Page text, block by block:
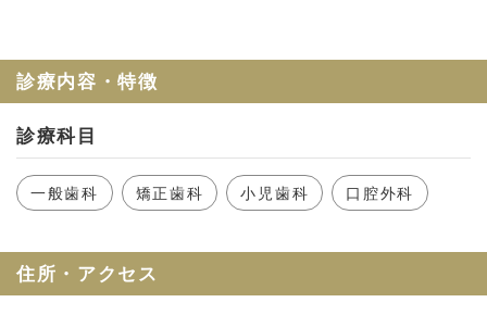
セルフチェック
診療内容・特徴
診療科目
一般歯科 矯正歯科 小児歯科 口腔外科
住所・アクセス